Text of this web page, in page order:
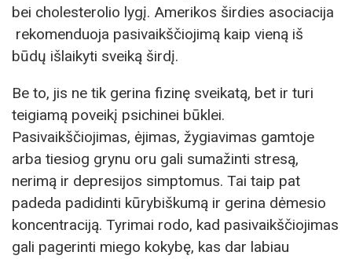
bei cholesterolio lygį. Amerikos širdies asociacija
rekomenduoja pasivaikščiojimą kaip vieną iš
būdų išlaikyti sveiką širdį.
Be to, jis ne tik gerina fizinę sveikatą, bet ir turi
teigiamą poveikį psichinei būklei.
Pasivaikščiojimas, ėjimas, žygiavimas gamtoje
arba tiesiog grynu oru gali sumažinti stresą,
nerimą ir depresijos simptomus. Tai taip pat
padeda padidinti kūrybiškumą ir gerina dėmesio
koncentraciją. Tyrimai rodo, kad pasivaikščiojimas
gali pagerinti miego kokybę, kas dar labiau